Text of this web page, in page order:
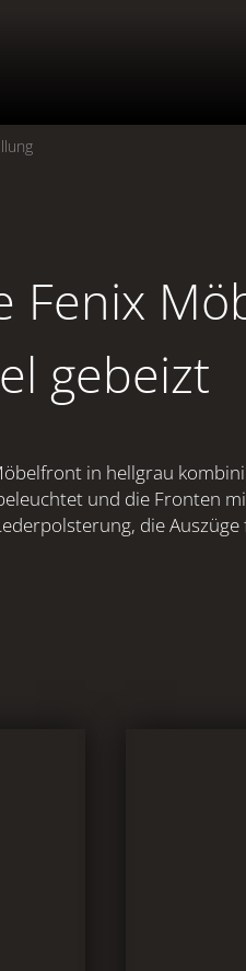
Fenix
gebeizt
in hellgrau
und die Fronten
die